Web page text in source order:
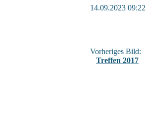
14.09.2023 09:22
Vorheriges Bild:
Treffen 2017